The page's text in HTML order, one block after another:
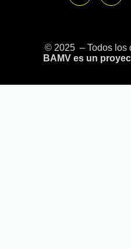
© 2025 – Todos los
BAMV es un